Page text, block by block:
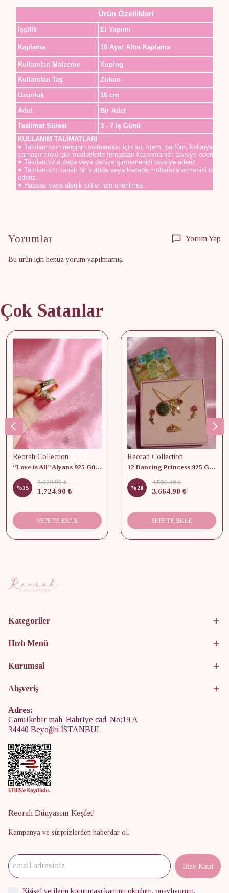
Ürün Özellikleri
İşçilik El Yapımı
Kaplama 18 Ayar Altın Kaplama
Kullanılan Malzeme
Xuping
Kullanılan Taş
Zirkon
Uzunluk
16 cm
Adet
Bir Adet
Teslimat Süresi
3 - 7 İş Günü
KULLANIM TALİMATLARI
♥ Takılarınızın renginin solmaması için su, krem, parfüm, kolonya,
çamaşır suyu gibi maddelerle temastan kaçınmanızı tavsiye ederiz.
♥ Takılarınızla duşa veya denize girmemenizi tavsiye ederiz.
♥ Takılarınızı kapalı bir kutuda veya kesede muhafaza etmenizi
ederiz.
♥ Hassas veya alerjik ciltler için önerilmez.
Yorumlar Yorum Yap
Bu ürün için henüz yorum yapılmamış.
Çok Satanlar
Reorah Collection
“Love is All” Alyans 925 Gümüş - Medium Beden
%15
2,029.90 ₺
1,724.90 ₺
SEPETE EKLE
Reorah Collection
12 Dancing Princess 925 Gümüş/ Kolye, Küpe ve Yüzük Set
%20
4,580.90 ₺
3,664.90 ₺
SEPETE EKLE
Kategoriler
Hızlı Menü
Kurumsal
Alışveriş
Adres:
Camiikebir mah. Bahriye cad. No:19 A
34440 Beyoğlu İSTANBUL
Reorah Dünyasını Keşfet!
Kampanya ve sürprizlerden haberdar ol.
Bize Katıl
Kişisel verilerin korunması kanunu okudum, onaylıyorum.